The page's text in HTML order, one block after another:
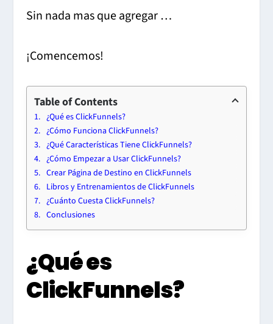
Sin nada mas que agregar …
¡Comencemos!
Table of Contents
¿Qué es ClickFunnels?
¿Cómo Funciona ClickFunnels?
¿Qué Características Tiene ClickFunnels?
¿Cómo Empezar a Usar ClickFunnels?
Crear Página de Destino en ClickFunnels
Libros y Entrenamientos de ClickFunnels
¿Cuánto Cuesta ClickFunnels?
Conclusiones
¿Qué es
ClickFunnels?